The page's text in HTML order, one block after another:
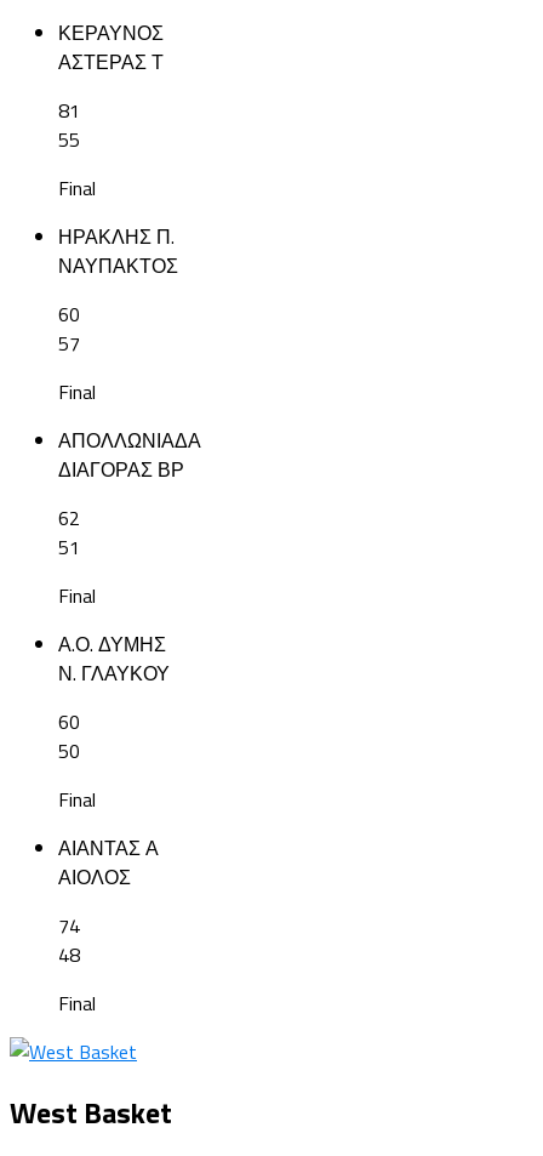
ΚΕΡΑΥΝΟΣ
ΑΣΤΕΡΑΣ Τ
81
55
Final
ΗΡΑΚΛΗΣ Π.
ΝΑΥΠΑΚΤΟΣ
60
57
Final
ΑΠΟΛΛΩΝΙΑΔΑ
ΔΙΑΓΟΡΑΣ ΒΡ
62
51
Final
Α.Ο. ΔΥΜΗΣ
Ν. ΓΛΑΥΚΟΥ
60
50
Final
ΑΙΑΝΤΑΣ Α
ΑΙΟΛΟΣ
74
48
Final
West Basket